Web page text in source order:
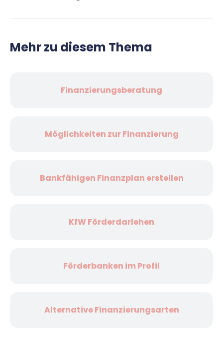
Mehr zu diesem Thema
Finanzierungsberatung
Möglichkeiten zur Finanzierung
Bankfähigen Finanzplan erstellen
KfW Förderdarlehen
Förderbanken im Profil
Alternative Finanzierungsarten